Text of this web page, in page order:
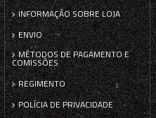
INFORMAÇÃO SOBRE LOJA
ENVIO
MÉTODOS DE PAGAMENTO E
COMISSÕES
REGIMENTO
POLÍCIA DE PRIVACIDADE